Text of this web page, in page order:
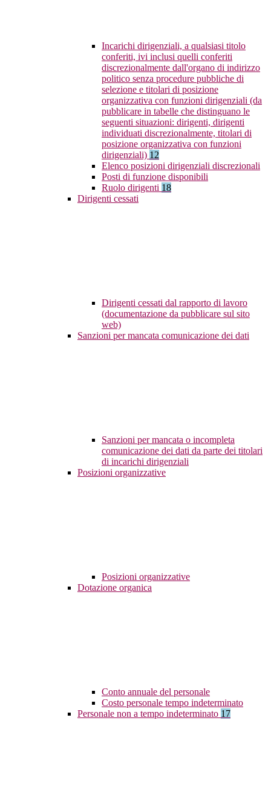
Incarichi dirigenziali, a qualsiasi titolo
conferiti, ivi inclusi quelli conferiti
discrezionalmente dall'organo di indirizzo
politico senza procedure pubbliche di
selezione e titolari di posizione
organizzativa con funzioni dirigenziali (da
pubblicare in tabelle che distinguano le
seguenti situazioni: dirigenti, dirigenti
individuati discrezionalmente, titolari di
posizione organizzativa con funzioni
dirigenziali) 12
Elenco posizioni dirigenziali discrezionali
Posti di funzione disponibili
Ruolo dirigenti 18
Dirigenti cessati
Dirigenti cessati dal rapporto di lavoro
(documentazione da pubblicare sul sito
web)
Sanzioni per mancata comunicazione dei dati
Sanzioni per mancata o incompleta
comunicazione dei dati da parte dei titolari
di incarichi dirigenziali
Posizioni organizzative
Posizioni organizzative
Dotazione organica
Conto annuale del personale
Costo personale tempo indeterminato
Personale non a tempo indeterminato 17